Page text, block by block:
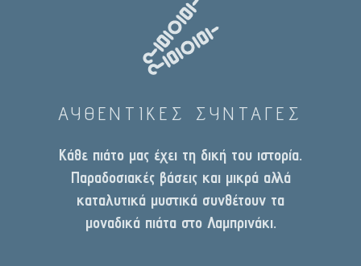
ΑΥΘΕΝΤΙΚΕΣ ΣΥΝΤΑΓΕΣ
Κάθε πιάτο μας έχει τη δική του ιστορία.
Παραδοσιακές βάσεις και μικρά αλλά
καταλυτικά μυστικά συνθέτουν τα
μοναδικά πιάτα στο Λαμπρινάκι.